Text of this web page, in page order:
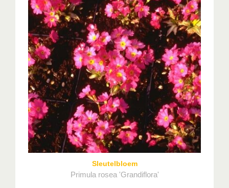
Sleutelbloem
Primula rosea 'Grandiflora'